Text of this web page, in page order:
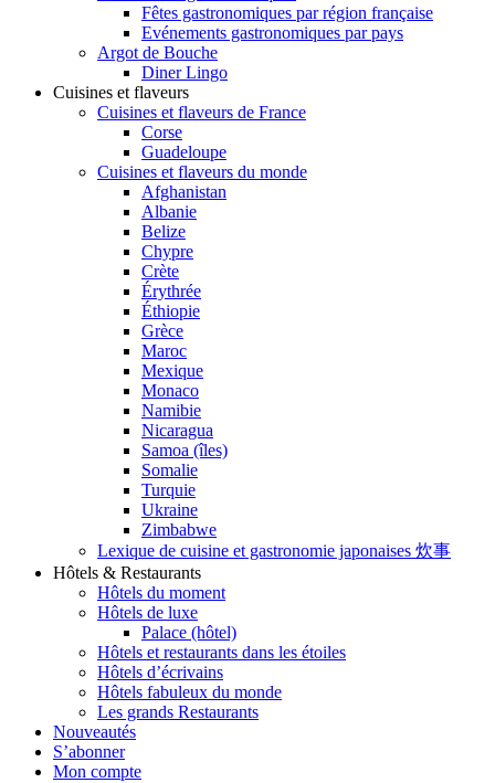
Fêtes gastronomiques par région française
Evénements gastronomiques par pays
Argot de Bouche
Diner Lingo
Cuisines et flaveurs
Cuisines et flaveurs de France
Corse
Guadeloupe
Cuisines et flaveurs du monde
Afghanistan
Albanie
Belize
Chypre
Crète
Érythrée
Éthiopie
Grèce
Maroc
Mexique
Monaco
Namibie
Nicaragua
Samoa (îles)
Somalie
Turquie
Ukraine
Zimbabwe
Lexique de cuisine et gastronomie japonaises 炊事
Hôtels & Restaurants
Hôtels du moment
Hôtels de luxe
Palace (hôtel)
Hôtels et restaurants dans les étoiles
Hôtels d’écrivains
Hôtels fabuleux du monde
Les grands Restaurants
Nouveautés
S’abonner
Mon compte